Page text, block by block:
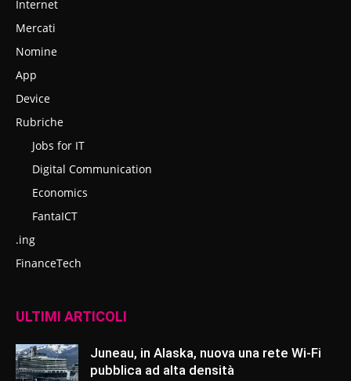
Internet
Mercati
Nomine
App
Device
Rubriche
Jobs for IT
Digital Communication
Economics
FantaICT
.ing
FinanceTech
ULTIMI ARTICOLI
Juneau, in Alaska, nuova una rete Wi-Fi
pubblica ad alta densità